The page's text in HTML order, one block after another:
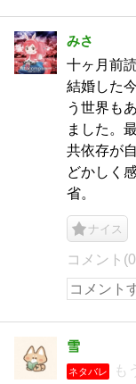
みさ
十ヶ月前
結婚した
う世界も
ました。
共依存が
どかしく
省。
ナイス
コメント
雪
ネタバレ
も